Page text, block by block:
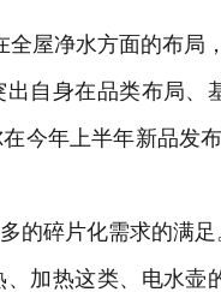
净水方面的布局，
身在品类布局、
今年上半年新品发
碎片化需求的满足
热这类、电水壶